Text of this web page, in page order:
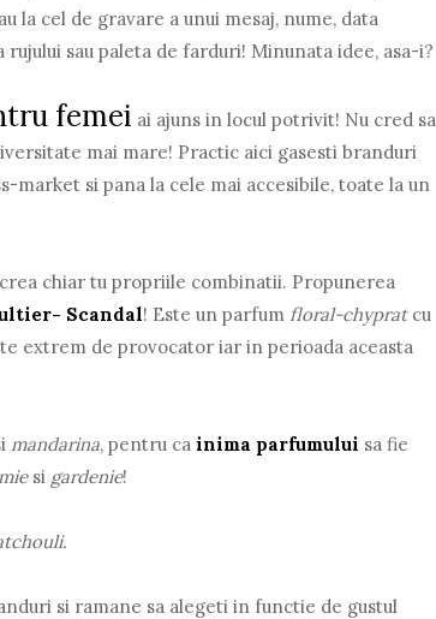
la cel de gravare a unui mesaj, nume, data
sau paleta de farduri! Minunata idee, asa-i?
femei ai ajuns in locul potrivit! Nu cred sa
mai mare! Practic aici gasesti branduri
market si pana la cele mai accesibile, toate la un
chiar tu propriile combinatii. Propunerea
Scandal! Este un parfum floral-chyprat cu
extrem de provocator iar in perioada aceasta
mandarina, pentru cainima parfumului sa fie
si gardenie!
si ramane sa alegeti in functie de gustul